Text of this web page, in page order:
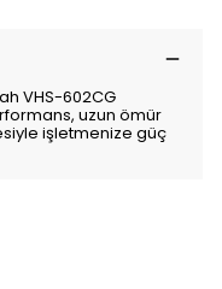
VHS-602CG
uzun ömür
işletmenize güç